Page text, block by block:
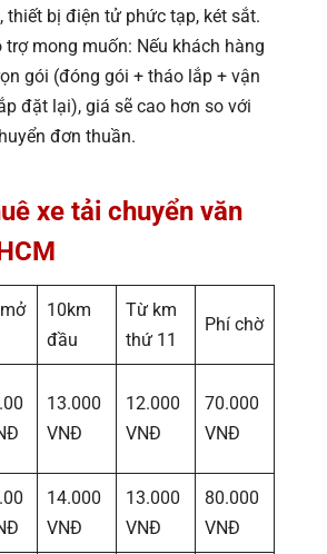
thiết bị điện tử phức tạp, két sắt.
trợ mong muốn: Nếu khách hàng
gói (đóng gói + tháo lắp + vận
đặt lại), giá sẽ cao hơn so với
đơn thuần.
xe tải chuyển văn
10km
đầu
Từ km
thứ 11
Phí chờ
13.000
VNĐ
12.000
VNĐ
70.000
VNĐ
14.000
VNĐ
13.000
VNĐ
80.000
VNĐ